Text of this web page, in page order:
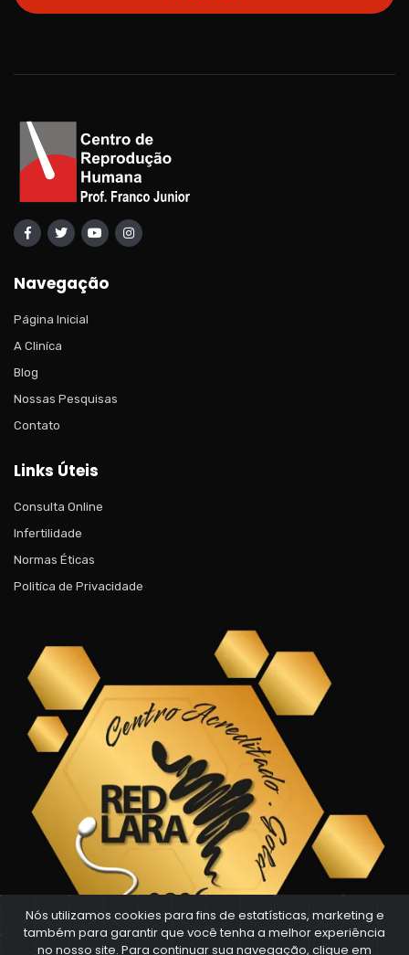
Navegação
Página Inicial
A Cliníca
Blog
Nossas Pesquisas
Contato
Links Úteis
Consulta Online
Infertilidade
Normas Éticas
Politíca de Privacidade
Nós utilizamos cookies para fins de estatísticas, marketing e
também para garantir que você tenha a melhor experiência
no nosso site. Para continuar sua navegação, clique em